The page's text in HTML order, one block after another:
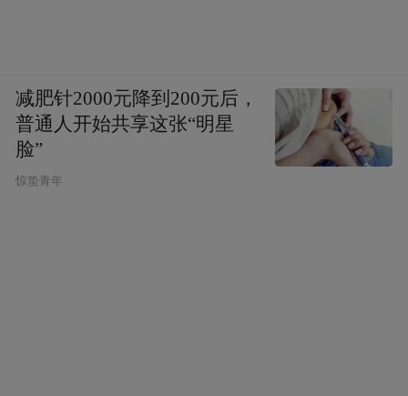
减肥针2000元降到200元后，
普通人开始共享这张“明星
脸”
惊蛰青年